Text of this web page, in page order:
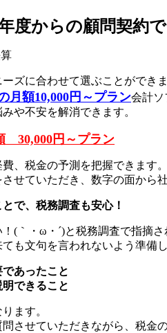
度からの顧問契約で
ズに合わせて選ぶことができま
月額10,000円～プラン会計ソ
や不安を解消できます。
30,000円～プラン
、税金の予測を把握できます。
せていただき、数字の面から
で、税務調査も安心！
(｀・ω・´)と税務調査で指摘さ
も文句を言われないよう準備
であったこと
明できること
ます。
させていただきながら、税金